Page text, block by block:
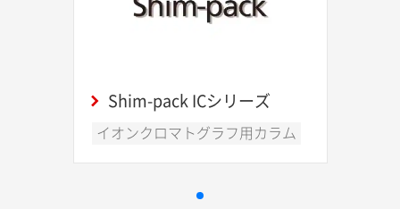
Shim-pack ICシリーズ
イオンクロマトグラフ用カラム